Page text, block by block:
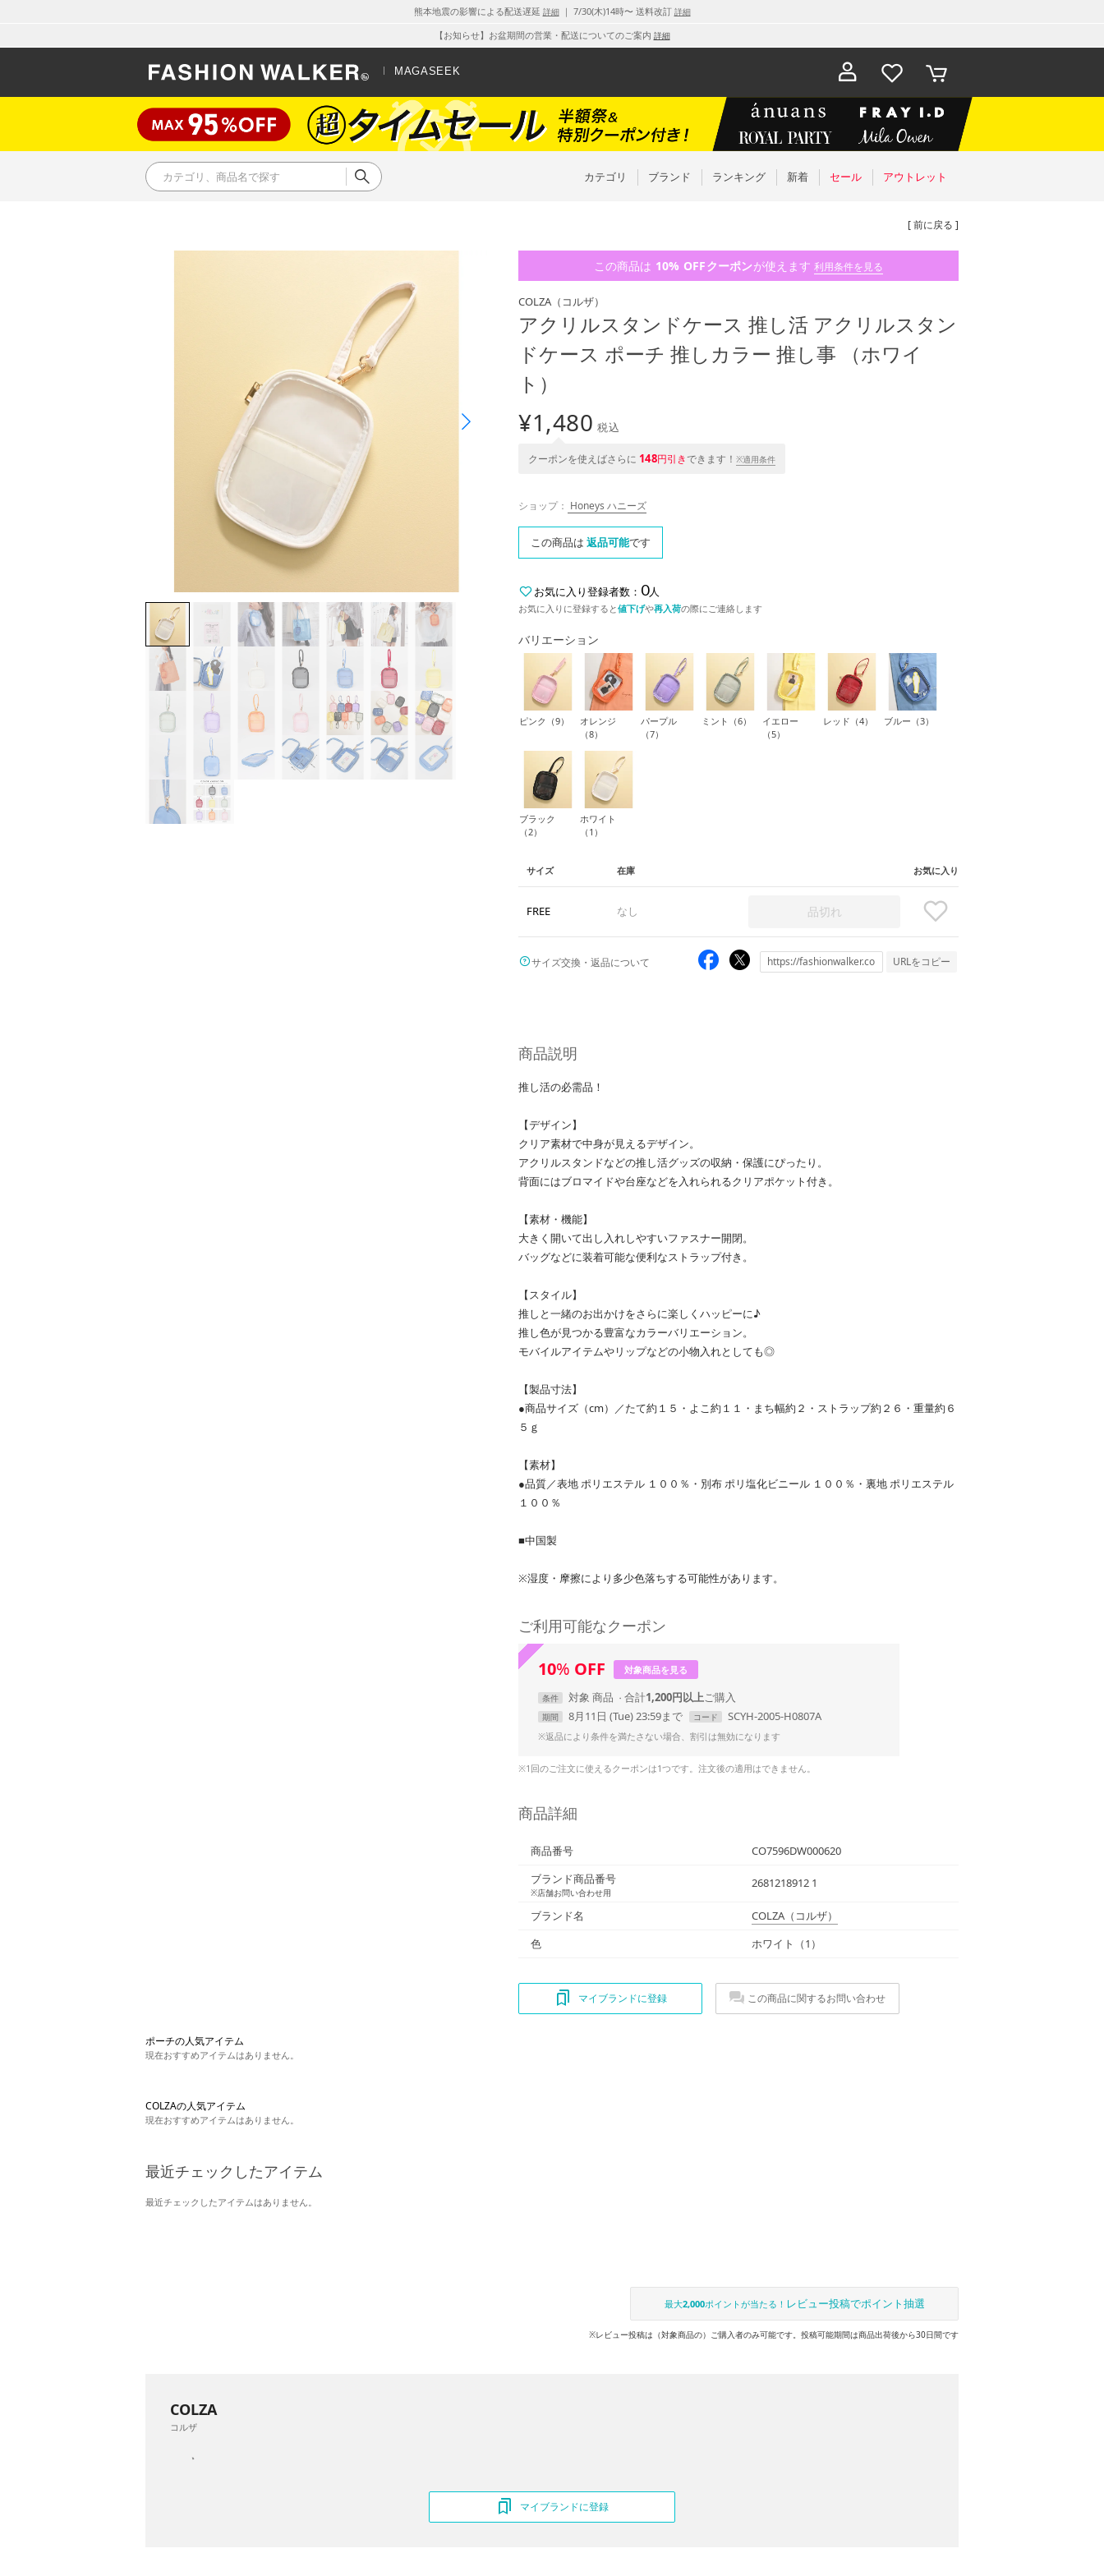
熊本地震の影響による配送遅延 詳細｜ 7/30(木)14時〜 送料改訂 詳細
【お知らせ】お盆期間の営業・配送についてのご案内 詳細
MAGASEEK
お気に入
り
カート
カテゴリ ブランド ランキング 新着 セール アウトレット
[ 前に戻る ]
この商品は 10% OFFクーポンが使えます 利用条件を見る
COLZA （コルザ）
アクリルスタンドケース 推し活 アクリルスタン
ドケース ポーチ 推しカラー 推し事 （ホワイ
ト）
¥1,480 税込
クーポンを使えばさらに 148円引きできます！ ※適用条件
ショップ： Honeys ハニーズ
この商品は 返品可能です
お気に入り登録者数： 0人
お気に入りに登録すると値下げや再入荷の際にご連絡します
バリエーション
ピンク（9）
オレンジ
（8）
パープル
（7）
ミント（6）
イエロー
（5）
レッド（4） ブルー（3）
ブラック
（2）
ホワイト
（1）
サイズ 在庫 お気に入り
FREE なし 品切れ
サイズ交換・返品について URLをコピー
商品説明
推し活の必需品！
【デザイン】
クリア素材で中身が見えるデザイン。
アクリルスタンドなどの推し活グッズの収納・保護にぴったり。
背面にはブロマイドや台座などを入れられるクリアポケット付き。
【素材・機能】
大きく開いて出し入れしやすいファスナー開閉。
バッグなどに装着可能な便利なストラップ付き。
【スタイル】
推しと一緒のお出かけをさらに楽しくハッピーに♪
推し色が見つかる豊富なカラーバリエーション。
モバイルアイテムやリップなどの小物入れとしても◎
【製品寸法】
●商品サイズ（cm）／たて約１５・よこ約１１・まち幅約２・ストラップ約２６・重量約６
５ｇ
【素材】
●品質／表地 ポリエステル １００％・別布 ポリ塩化ビニール １００％・裏地 ポリエステル
１００％
■中国製
※湿度・摩擦により多少色落ちする可能性があります。
ご利用可能なクーポン
10% OFF 対象商品を見る
条件 対象 商品 合計1,200円以上
期間 8月11日 (Tue) 23:59まで コード SCYH-2005-H0807A
※返品により条件を満たさない場合、割引は無効になります
※1回のご注文に使えるクーポンは1つです。注文後の適用はできません。
商品詳細
商品番号
CO7596DW000620
ブランド商品番号
※店舗お問い合わせ用
2681218912 1
ブランド名 COLZA （コルザ）
色
ホワイト（1）
マイブランドに登録 この商品に関するお問い合わせ
ポーチの人気アイテム
現在おすすめアイテムはありません。
COLZAの人気アイテム
現在おすすめアイテムはありません。
最近チェックしたアイテム
最近チェックしたアイテムはありません。
最大2,000ポイントが当たる！ レビュー投稿でポイント抽選
※レビュー投稿は（対象商品の）ご購入者のみ可能です。投稿可能期間は商品出荷後から30日間です
COLZA
コルザ
マイブランドに登録